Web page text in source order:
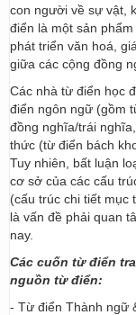
con người về sự vật,
điển là một sản
phát triển văn hoá,
giữa các cộng đồng
Các nhà từ điển học
điển ngôn ngữ (gồm
đồng nghĩa/trái
thức (từ điển bách
Tuy nhiên, bất luận
cơ sở của các cấu
(cấu trúc chi tiết mục
là vấn đề phải quan
nay.
Các cuốn từ điển
nguồn từ điển:
- Từ điển Thành ngữ